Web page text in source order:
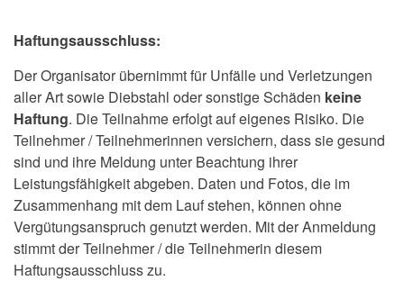
Haftungsausschluss:
Der Organisator übernimmt für Unfälle und Verletzungen
aller Art sowie Diebstahl oder sonstige Schäden keine
Haftung. Die Teilnahme erfolgt auf eigenes Risiko. Die
Teilnehmer / Teilnehmerinnen versichern, dass sie gesund
sind und ihre Meldung unter Beachtung ihrer
Leistungsfähigkeit abgeben. Daten und Fotos, die im
Zusammenhang mit dem Lauf stehen, können ohne
Vergütungsanspruch genutzt werden. Mit der Anmeldung
stimmt der Teilnehmer / die Teilnehmerin diesem
Haftungsausschluss zu.